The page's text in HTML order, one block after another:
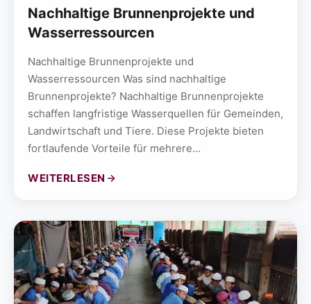
Nachhaltige Brunnenprojekte und
Wasserressourcen
Nachhaltige Brunnenprojekte und
Wasserressourcen Was sind nachhaltige
Brunnenprojekte? Nachhaltige Brunnenprojekte
schaffen langfristige Wasserquellen für Gemeinden,
Landwirtschaft und Tiere. Diese Projekte bieten
fortlaufende Vorteile für mehrere...
WEITERLESEN